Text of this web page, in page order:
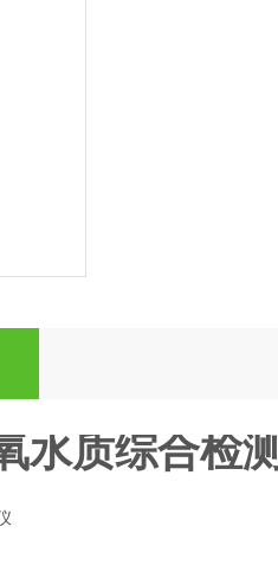
水质综合检